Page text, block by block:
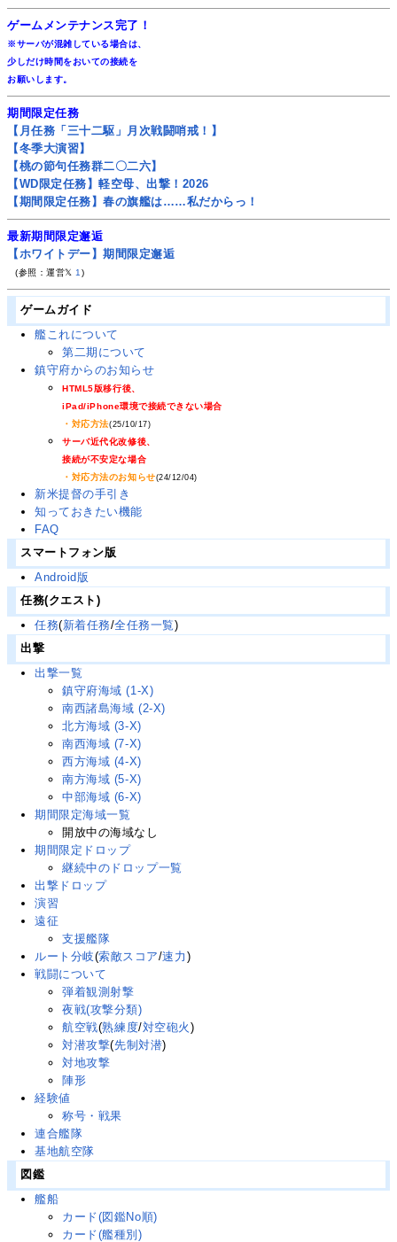
ゲームメンテナンス完了！
※サーバが混雑している場合は、
少しだけ時間をおいての接続を
お願いします。
期間限定任務
【月任務「三十二駆」月次戦闘哨戒！】
【冬季大演習】
【桃の節句任務群二〇二六】
【WD限定任務】軽空母、出撃！2026
【期間限定任務】春の旗艦は……私だからっ！
最新期間限定邂逅
【ホワイトデー】期間限定邂逅
(参照：運営𝕏 1 )
ゲームガイド
艦これについて
第二期について
鎮守府からのお知らせ
HTML5版移行後、
iPad/iPhone環境で接続できない場合
・対応方法(25/10/17)
サーバ近代化改修後、
接続が不安定な場合
・対応方法のお知らせ(24/12/04)
新米提督の手引き
知っておきたい機能
FAQ
スマートフォン版
Android版
任務(クエスト)
任務(新着任務/全任務一覧)
出撃
出撃一覧
鎮守府海域 (1-X)
南西諸島海域 (2-X)
北方海域 (3-X)
南西海域 (7-X)
西方海域 (4-X)
南方海域 (5-X)
中部海域 (6-X)
期間限定海域一覧
開放中の海域なし
期間限定ドロップ
継続中のドロップ一覧
出撃ドロップ
演習
遠征
支援艦隊
ルート分岐(索敵スコア/速力 )
戦闘について
弾着観測射撃
夜戦(攻撃分類)
航空戦(熟練度/対空砲火 )
対潜攻撃(先制対潜)
対地攻撃
陣形
経験値
称号・戦果
連合艦隊
基地航空隊
図鑑
艦船
カード(図鑑No順)
カード(艦種別)